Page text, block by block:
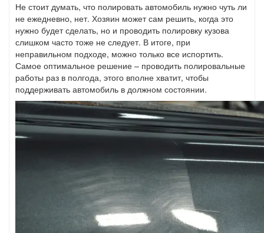
Не стоит думать, что полировать автомобиль нужно чуть ли
не ежедневно, нет. Хозяин может сам решить, когда это
нужно будет сделать, но и проводить полировку кузова
слишком часто тоже не следует. В итоге, при
неправильном подходе, можно только все испортить.
Самое оптимальное решение – проводить полировальные
работы раз в полгода, этого вполне хватит, чтобы
поддерживать автомобиль в должном состоянии.